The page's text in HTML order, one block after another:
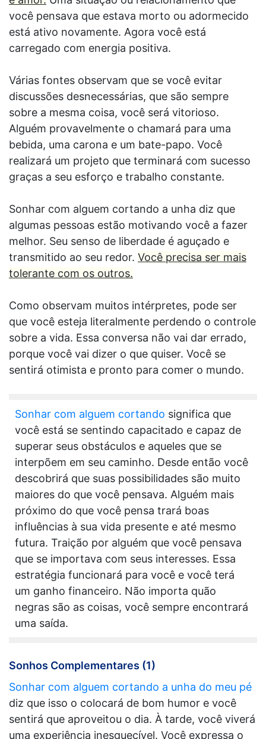
você pensava que estava morto ou adormecido
está ativo novamente. Agora você está
carregado com energia positiva.
Várias fontes observam que se você evitar
discussões desnecessárias, que são sempre
sobre a mesma coisa, você será vitorioso.
Alguém provavelmente o chamará para uma
bebida, uma carona e um bate-papo. Você
realizará um projeto que terminará com sucesso
graças a seu esforço e trabalho constante.
Sonhar com alguem cortando a unha diz que
algumas pessoas estão motivando você a fazer
melhor. Seu senso de liberdade é aguçado e
transmitido ao seu redor. Você precisa ser mais
tolerante com os outros.
Como observam muitos intérpretes, pode ser
que você esteja literalmente perdendo o controle
sobre a vida. Essa conversa não vai dar errado,
porque você vai dizer o que quiser. Você se
sentirá otimista e pronto para comer o mundo.
Sonhar com alguem cortando significa que
você está se sentindo capacitado e capaz de
superar seus obstáculos e aqueles que se
interpõem em seu caminho. Desde então você
descobrirá que suas possibilidades são muito
maiores do que você pensava. Alguém mais
próximo do que você pensa trará boas
influências à sua vida presente e até mesmo
futura. Traição por alguém que você pensava
que se importava com seus interesses. Essa
estratégia funcionará para você e você terá
um ganho financeiro. Não importa quão
negras são as coisas, você sempre encontrará
uma saída.
Sonhos Complementares (1)
Sonhar com alguem cortando a unha do meu pé
diz que isso o colocará de bom humor e você
sentirá que aproveitou o dia. À tarde, você viverá
uma experiência inesquecível. Você expressa o